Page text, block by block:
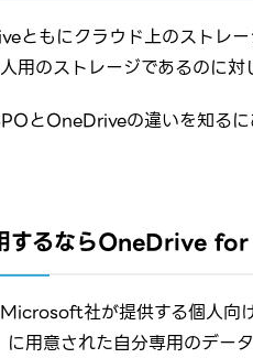
ともにクラウド上のストレー
用のストレージであるのに対
とOneDriveの違いを知る
するならOneDrive
社が提供する個人向
に用意された自分専用のデ